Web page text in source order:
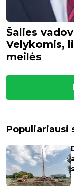
Šalies
Velykomis,
meilės
Populiariausi